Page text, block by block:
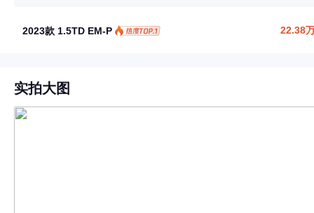
2023款 1.5TD EM-P 22.38
实拍大图